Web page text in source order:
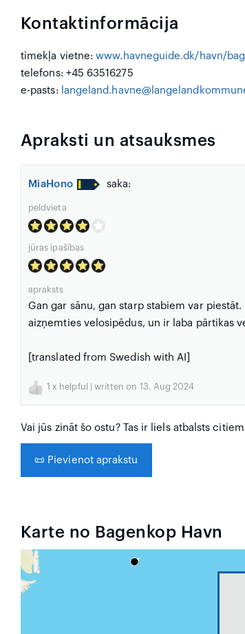
Kontaktinformācija
tīmekļa vietne:www.havneguide.dk/havn/
telefons: +45 63516275
e-pasts:
Apraksti un atsauksmes
MiaHono saka:
peldvieta
jūras īpašības
apraksts
Gan gar sānu, gan starp stabiem var
aizņemties velosipēdus, un ir laba pārtikas
[translated from Swedish with AI]
1 x helpful | written on 13. Aug 2024
Vai jūs zināt šo ostu? Tas ir liels atbalsts
📜 Pievienot aprakstu
Karte no Bagenkop Havn